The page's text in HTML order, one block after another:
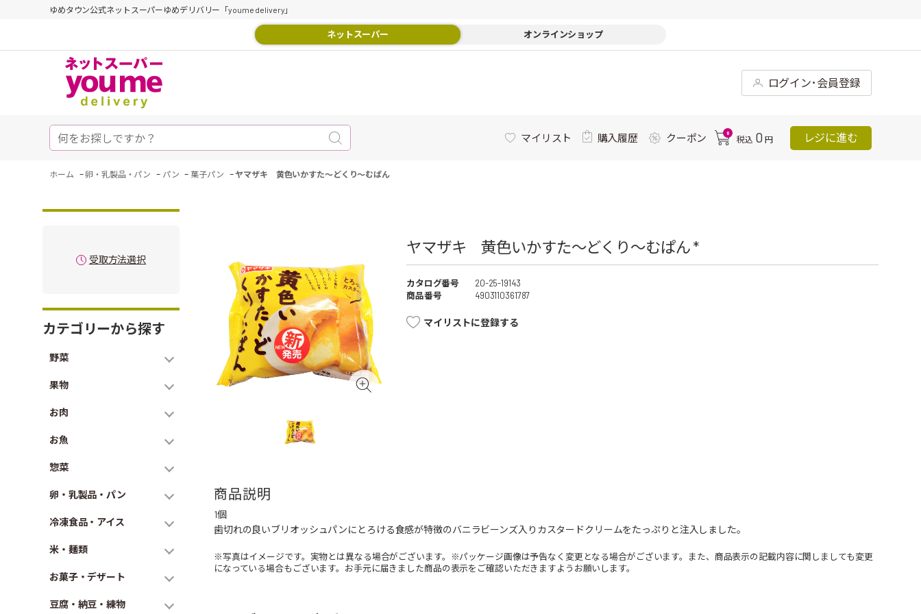
ゆめタウン公式ネットスーパーゆめデリバリー「youme delivery」
ネットスーパー オンラインショップ
ログイン･会員登録
マイリスト 購入履歴 クーポン 0
税込 0 円 レジに進む
ホーム -卵・乳製品・パン - パン -菓子パン -ヤマザキ 黄色いかすた～どくり～むぱん
受取方法選択
カテゴリーから探す
野菜
果物
お肉
お魚
惣菜
卵・乳製品・パン
冷凍食品・アイス
米・麺類
お菓子・デザート
豆腐・納豆・練物
ヤマザキ 黄色いかすた～どくり～むぱん *
カタログ番号
20-25-19143
商品番号
4903110361787
マイリストに登録する
商品説明
1個
歯切れの良いブリオッシュパンにとろける食感が特徴のバニラビーンズ入りカスタードクリームをたっぷりと注入しました。
※写真はイメージです。実物とは異なる場合がございます。※パッケージ画像は予告なく変更となる場合がございます。また、商品表示の記載内容に関しましても変更
になっている場合もございます。お手元に届きました商品の表示をご確認いただきますようお願いします。